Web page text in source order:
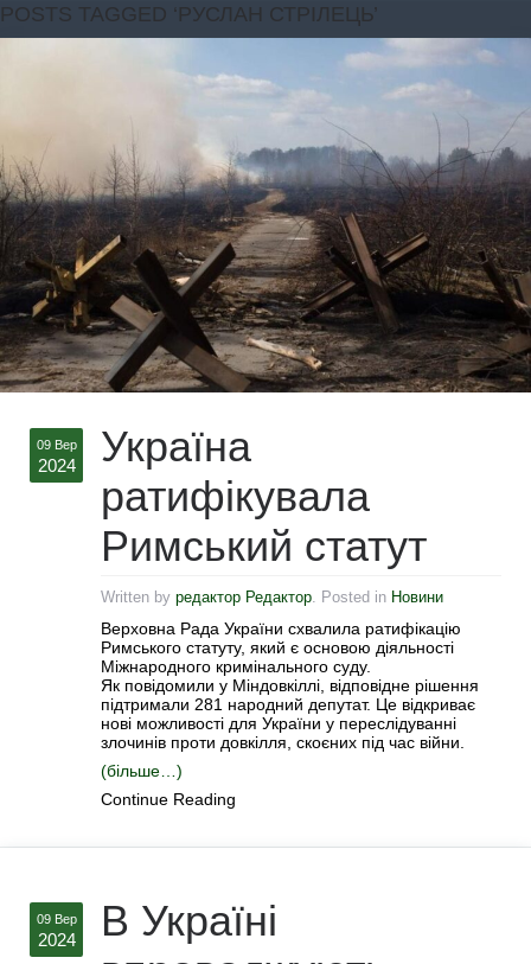
POSTS TAGGED ‘РУСЛАН СТРІЛЕЦЬ’
09 Вер
2024
Україна
ратифікувала
Римський статут
Written by редактор Редактор . Posted in Новини
Верховна Рада України схвалила ратифікацію
Римського статуту, який є основою діяльності
Міжнародного кримінального суду.
Як повідомили у Міндовкіллі, відповідне рішення
підтримали 281 народний депутат. Це відкриває
нові можливості для України у переслідуванні
злочинів проти довкілля, скоєних під час війни.
(більше…)
Continue Reading
09 Вер
2024
В Україні